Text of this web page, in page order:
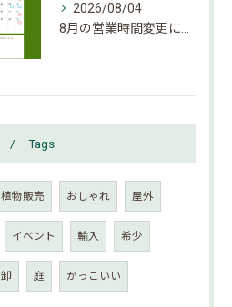
2026/08/04
Tags
植物販売 おしゃれ 屋外
イベント 輸入 希少
卸 庭 かっこいい